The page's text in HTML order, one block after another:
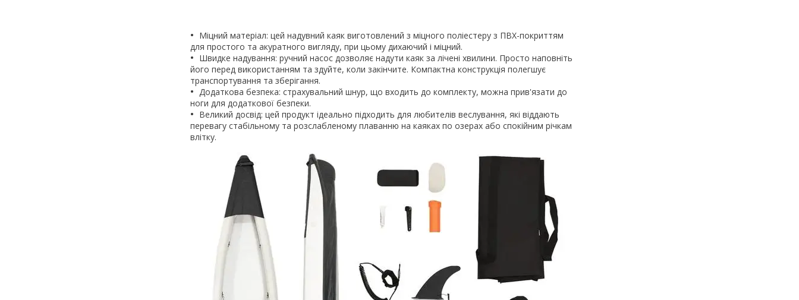
Міцний матеріал: цей надувний каяк виготовлений з міцного поліестеру з ПВХ-покриттям
для простого та акуратного вигляду, при цьому дихаючий і міцний.
Швидке надування: ручний насос дозволяє надути каяк за лічені хвилини. Просто наповніть
його перед використанням та здуйте, коли закінчите. Компактна конструкція полегшує
транспортування та зберігання.
Додаткова безпека: страхувальний шнур, що входить до комплекту, можна прив'язати до
ноги для додаткової безпеки.
Великий досвід: цей продукт ідеально підходить для любителів веслування, які віддають
перевагу стабільному та розслабленому плаванню на каяках по озерах або спокійним річкам
влітку.